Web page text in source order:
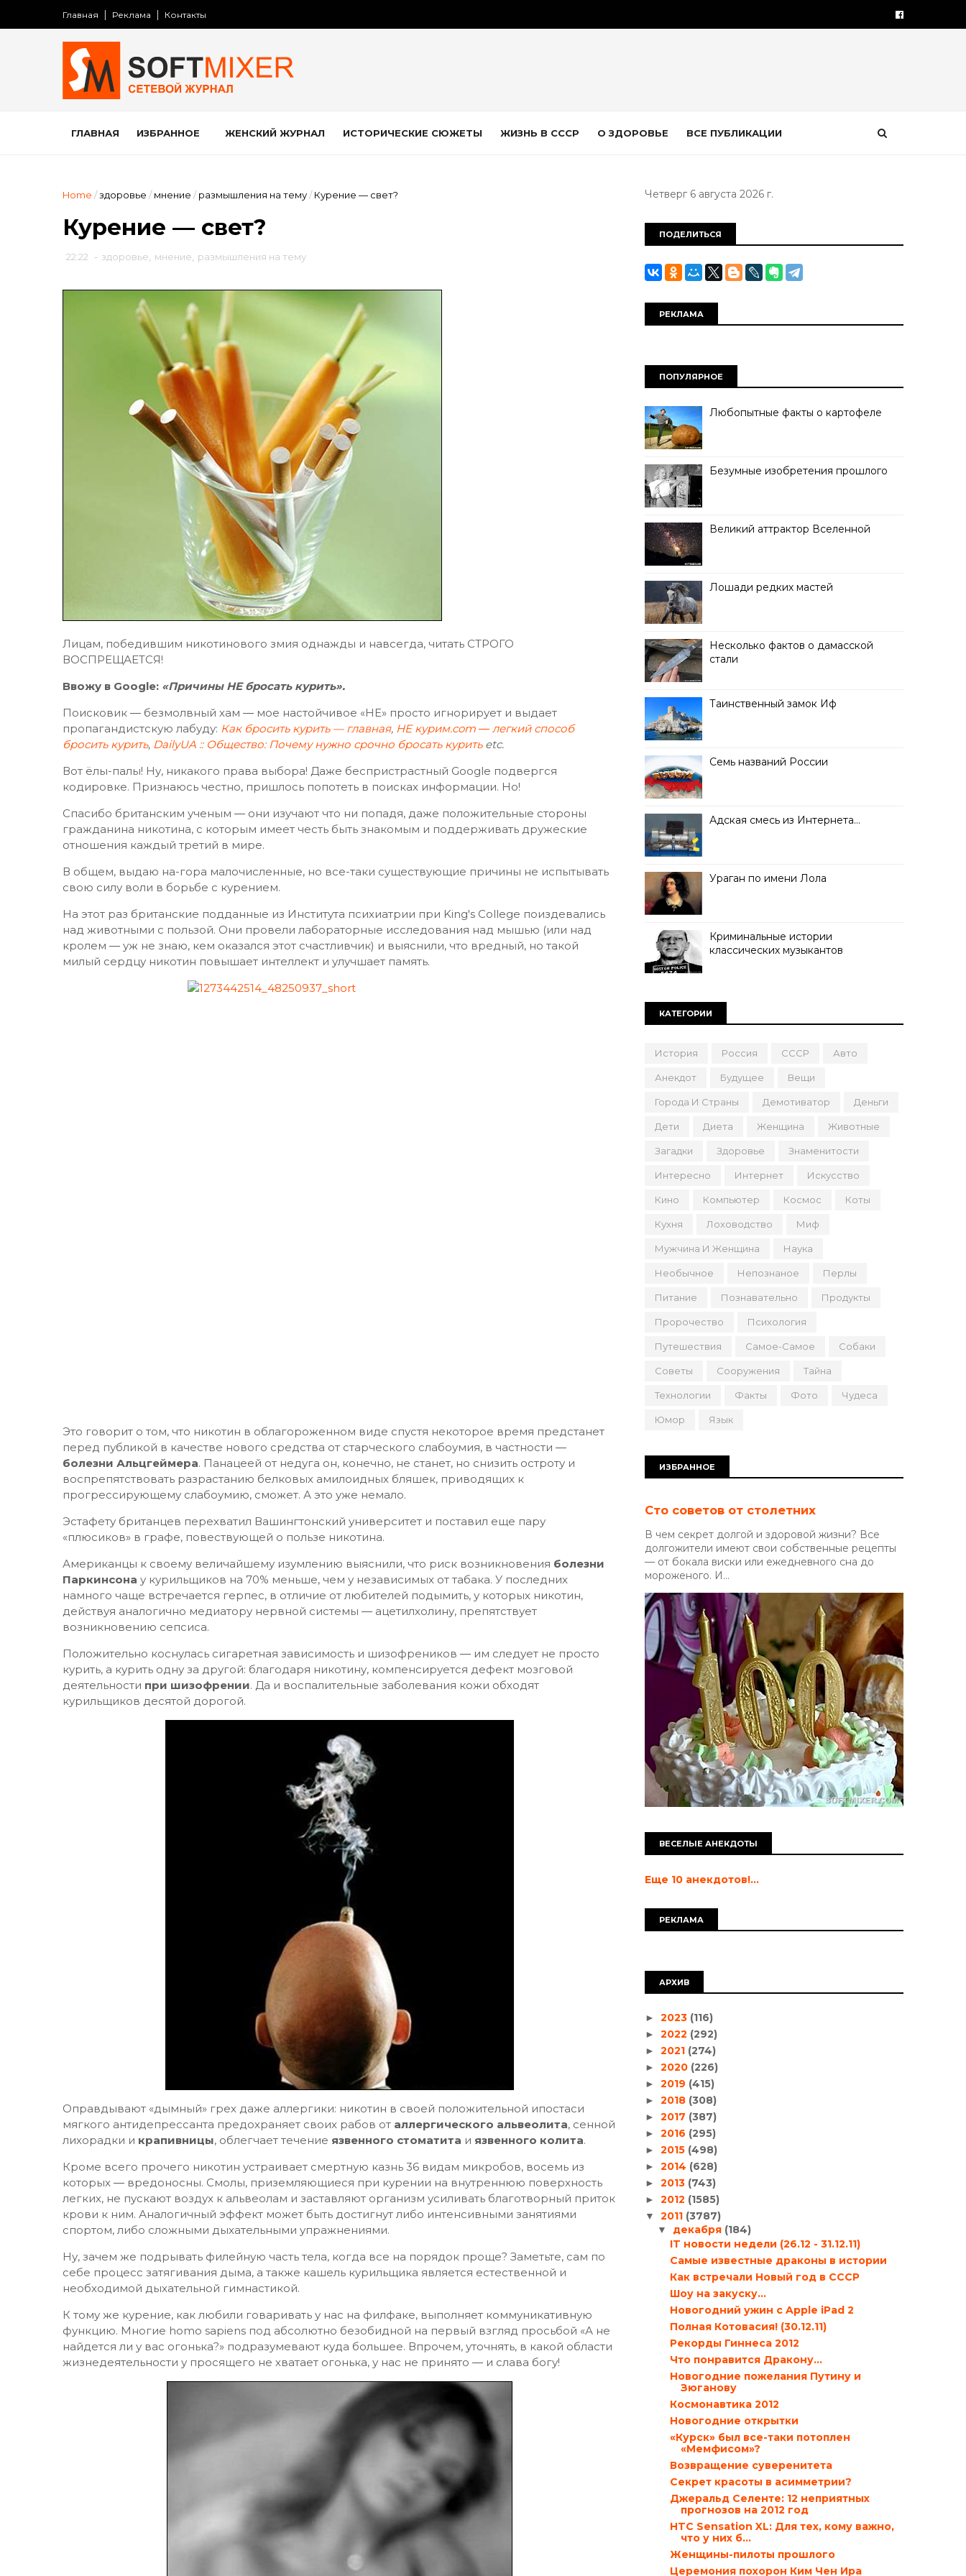
Главная Реклама Контакты
ГЛАВНАЯ ИЗБРАННОЕ ЖЕНСКИЙ ЖУРНАЛ ИСТОРИЧЕСКИЕ СЮЖЕТЫ ЖИЗНЬ В СССР О ЗДОРОВЬЕ ВСЕ ПУБЛИКАЦИИ
Home /здоровье / мнение / размышления на тему/ Курение — свет?
Курение — свет?
22:22 - здоровье мнение размышления на тему
Лицам, победившим никотинового змия однажды и навсегда, читать СТРОГО
ВОСПРЕЩАЕТСЯ!
Ввожу в Google: «Причины НЕ бросать курить».
Поисковик ― безмолвный хам ― мое настойчивое «НЕ» просто игнорирует и выдает
пропагандистскую лабуду: Как бросить курить — главная, НЕ курим.com ― легкий способ
бросить курить, DailyUA :: Общество: Почему нужно срочно бросать куритьetc.
Вот ёлы-палы! Ну, никакого права выбора! Даже беспристрастный Google подвергся
кодировке. Признаюсь честно, пришлось попотеть в поисках информации. Но!
Спасибо британским ученым ― они изучают что ни попадя, даже положительные стороны
гражданина никотина, с которым имеет честь быть знакомым и поддерживать дружеские
отношения каждый третий в мире.
В общем, выдаю на-гора малочисленные, но все-таки существующие причины не испытывать
свою силу воли в борьбе с курением.
На этот раз британские подданные из Института психиатрии при King's College поиздевались
над животными с пользой. Они провели лабораторные исследования над мышью (или над
кролем ― уж не знаю, кем оказался этот счастливчик) и выяснили, что вредный, но такой
милый сердцу никотин повышает интеллект и улучшает память.
Это говорит о том, что никотин в облагороженном виде спустя некоторое время предстанет
перед публикой в качестве нового средства от старческого слабоумия, в частности ―
болезни Альцгеймера. Панацеей от недуга он, конечно, не станет, но снизить остроту и
воспрепятствовать разрастанию белковых амилоидных бляшек, приводящих к
прогрессирующему слабоумию, сможет. А это уже немало.
Эстафету британцев перехватил Вашингтонский университет и поставил еще пару
«плюсиков» в графе, повествующей о пользе никотина.
Американцы к своему величайшему изумлению выяснили, что риск возникновения болезни
Паркинсона у курильщиков на 70% меньше, чем у независимых от табака. У последних
намного чаще встречается герпес, в отличие от любителей подымить, у которых никотин,
действуя аналогично медиатору нервной системы ― ацетилхолину, препятствует
возникновению сепсиса.
Положительно коснулась сигаретная зависимость и шизофреников ― им следует не просто
курить, а курить одну за другой: благодаря никотину, компенсируется дефект мозговой
деятельности при шизофрении. Да и воспалительные заболевания кожи обходят
курильщиков десятой дорогой.
Оправдывают «дымный» грех даже аллергики: никотин в своей положительной ипостаси
мягкого антидепрессанта предохраняет своих рабов от аллергического альвеолита, сенной
лихорадки и крапивницы, облегчает течение язвенного стоматита и язвенного колита.
Кроме всего прочего никотин устраивает смертную казнь 36 видам микробов, восемь из
которых ― вредоносны. Смолы, приземляющиеся при курении на внутреннюю поверхность
легких, не пускают воздух к альвеолам и заставляют организм усиливать благотворный приток
крови к ним. Аналогичный эффект может быть достигнут либо интенсивными занятиями
спортом, либо сложными дыхательными упражнениями.
Ну, зачем же подрывать филейную часть тела, когда все на порядок проще? Заметьте, сам по
себе процесс затягивания дыма, а также кашель курильщика является естественной и
необходимой дыхательной гимнастикой.
К тому же курение, как любили говаривать у нас на филфаке, выполняет коммуникативную
функцию. Многие homo sapiens под абсолютно безобидной на первый взгляд просьбой «А не
найдется ли у вас огонька?» подразумевают куда большее. Впрочем, уточнять, в какой области
жизнедеятельности у просящего не хватает огонька, у нас не принято ― и слава богу!
Четверг 6 августа 2026 г.
ПОДЕЛИТЬСЯ
РЕКЛАМА
ПОПУЛЯРНОЕ
Любопытные факты о картофеле
Безумные изобретения прошлого
Великий аттрактор Вселенной
Лошади редких мастей
Несколько фактов о дамасской
стали
Таинственный замок Иф
Семь названий России
Адская смесь из Интернета…
Ураган по имени Лола
Криминальные истории
классических музыкантов
КАТЕГОРИИ
История Россия СССР Авто
Анекдот Будущее Вещи
Города И Страны Демотиватор Деньги
Дети Диета Женщина Животные
Загадки Здоровье Знаменитости
Интересно Интернет Искусство
Кино Компьютер Космос Коты
Кухня Лоховодство Миф
Мужчина И Женщина Наука
Необычное Непознаное Перлы
Питание Познавательно Продукты
Пророчество Психология
Путешествия Самое-Самое Собаки
Советы Сооружения Тайна
Технологии Факты Фото Чудеса
Юмор Язык
ИЗБРАННОЕ
Сто советов от столетних
В чем секрет долгой и здоровой жизни? Все
долгожители имеют свои собственные рецепты
— от бокала виски или ежедневного сна до
мороженого. И...
ВЕСЕЛЫЕ АНЕКДОТЫ
Еще 10 анекдотов!...
РЕКЛАМА
АРХИВ
► 2023 (116)
► 2022 (292)
► 2021 (274)
► 2020 (226)
► 2019 (415)
► 2018 (308)
► 2017 (387)
► 2016 (295)
► 2015 (498)
► 2014 (628)
► 2013 (743)
► 2012 (1585)
▼ 2011 (3787)
▼ декабря (184)
IT новости недели (26.12 - 31.12.11)
Самые известные драконы в истории
Как встречали Новый год в СССР
Шоу на закуску…
Новогодний ужин с Apple iPad 2
Полная Котовасия! (30.12.11)
Рекорды Гиннеса 2012
Что понравится Дракону…
Новогодние пожелания Путину и
Зюганову
Космонавтика 2012
Новогодние открытки
«Курск» был все-таки потоплен
«Мемфисом»?
Возвращение суверенитета
Секрет красоты в асимметрии?
Джеральд Селенте: 12 неприятных
прогнозов на 2012 год
HTC Sensation XL: Для тех, кому важно,
что у них б...
Женщины-пилоты прошлого
Церемония похорон Ким Чен Ира